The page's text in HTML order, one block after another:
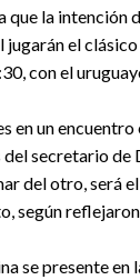
la intención
el
con el
en un
secretario
del otro,
según
se presente